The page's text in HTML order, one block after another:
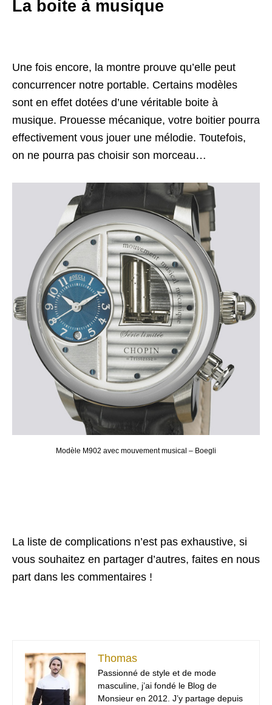
La boite à musique
Une fois encore, la montre prouve qu’elle peut
concurrencer notre portable. Certains modèles
sont en effet dotées d’une véritable boite à
musique. Prouesse mécanique, votre boitier pourra
effectivement vous jouer une mélodie. Toutefois,
on ne pourra pas choisir son morceau…
Modèle M902 avec mouvement musical – Boegli
La liste de complications n’est pas exhaustive, si
vous souhaitez en partager d’autres, faites en nous
part dans les commentaires !
Thomas
Passionné de style et de mode
masculine, j’ai fondé le Blog de
Monsieur en 2012. J’y partage depuis